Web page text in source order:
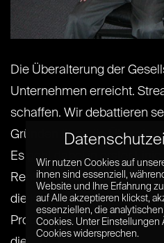
Die Überalterung der
Unternehmen erreicht.
schaffen. Wir debattieren
Gründen über die
Es geht dabei in erster
Rentenversicherung über
die Kosten der Altenpflege,
Probleme bei der
Wir nutzen Cookies auf
ihnen sind essenziell,
Website und Ihre Erfahrung
auf Alle akzeptieren klickst,
essenziellen, die
Cookies. Unter Einstellungen
Cookies widersprechen.